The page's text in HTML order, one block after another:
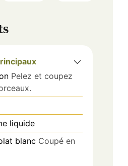
Pelez et coupez
liquide
blanc Coupé en